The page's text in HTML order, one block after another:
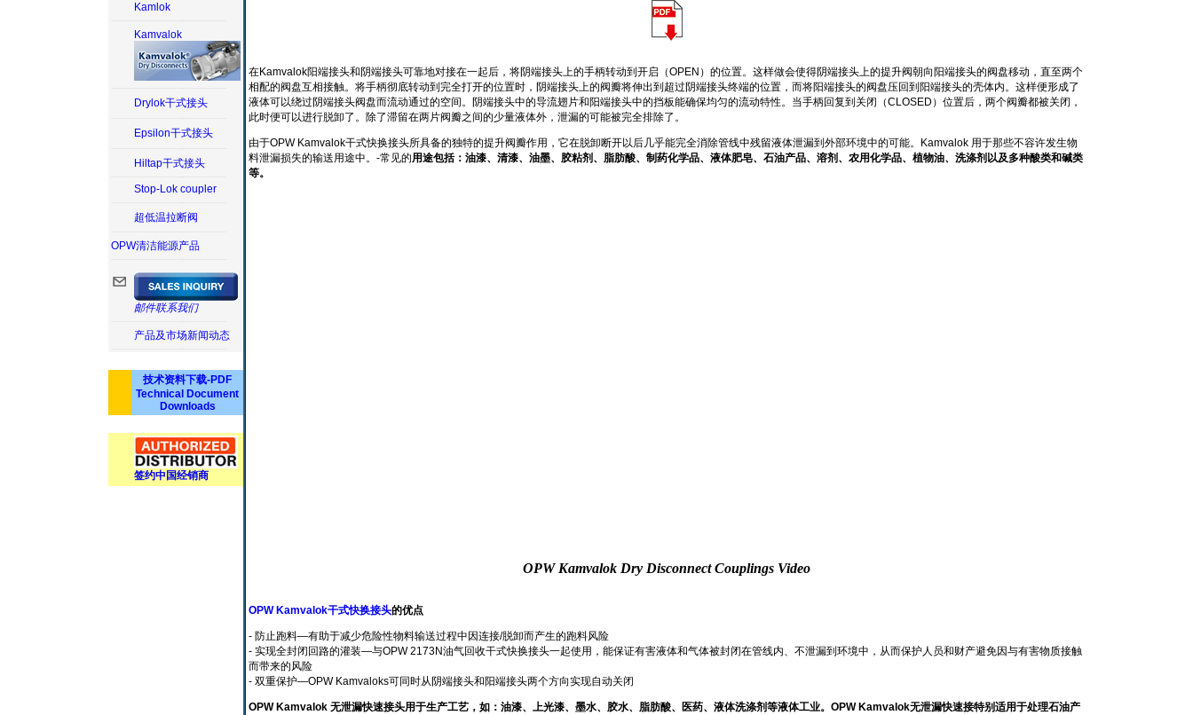
Kamlok
Kamvalok
Drylok干式接头
Epsilon干式接头
Hiltap干式接头
Stop-Lok coupler
超低温拉断阀
OPW清洁能源产品
邮件联系我们
产品及市场新闻动态
技术资料下载-PDF
Technical Document
Downloads
签约中国经销商
在Kamvalok阳端接头和阴端接头可靠地对接在一起后，将阴端接头上的手柄转动到开启（OPEN）的位置。这样做会使得阴端接头上的提升阀朝向阳端接头的阀盘移动，直至两个
相配的阀盘互相接触。将手柄彻底转动到完全打开的位置时，阴端接头上的阀瓣将伸出到超过阴端接头终端的位置，而将阳端接头的阀盘压回到阳端接头的壳体内。这样便形成了
液体可以绕过阴端接头阀盘而流动通过的空间。阴端接头中的导流翅片和阳端接头中的挡板能确保均匀的流动特性。当手柄回复到关闭（CLOSED）位置后，两个阀瓣都被关闭，
此时便可以进行脱卸了。除了滞留在两片阀瓣之间的少量液体外，泄漏的可能被完全排除了。
由于OPW Kamvalok干式快换接头所具备的独特的提升阀瓣作用，它在脱卸断开以后几乎能完全消除管线中残留液体泄漏到外部环境中的可能。Kamvalok 用于那些不容许发生物
料泄漏损失的输送用途中。-常见的用途包括：油漆、清漆、油墨、胶粘剂、脂肪酸、制药化学品、液体肥皂、石油产品、溶剂、农用化学品、植物油、洗涤剂以及多种酸类和碱类
等。
OPW Kamvalok Dry Disconnect Couplings Video
OPW Kamvalok干式快换接头的优点
- 防止跑料—有助于减少危险性物料输送过程中因连接/脱卸而产生的跑料风险
- 实现全封闭回路的灌装—与OPW 2173N油气回收干式快换接头一起使用，能保证有害液体和气体被封闭在管线内、不泄漏到环境中，从而保护人员和财产避免因与有害物质接触
而带来的风险
- 双重保护—OPW Kamvaloks可同时从阴端接头和阳端接头两个方向实现自动关闭
OPW Kamvalok 无泄漏快速接头用于生产工艺，如：油漆、上光漆、墨水、胶水、脂肪酸、医药、液体洗涤剂等液体工业。OPW Kamvalok无泄漏快速接特别适用于处理石油产